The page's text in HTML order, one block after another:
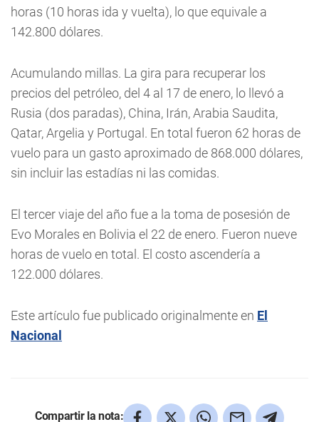
horas (10 horas ida y vuelta), lo que equivale a
142.800 dólares.
Acumulando millas. La gira para recuperar los
precios del petróleo, del 4 al 17 de enero, lo llevó a
Rusia (dos paradas), China, Irán, Arabia Saudita,
Qatar, Argelia y Portugal. En total fueron 62 horas de
vuelo para un gasto aproximado de 868.000 dólares,
sin incluir las estadías ni las comidas.
El tercer viaje del año fue a la toma de posesión de
Evo Morales en Bolivia el 22 de enero. Fueron nueve
horas de vuelo en total. El costo ascendería a
122.000 dólares.
Este artículo fue publicado originalmente en El
Nacional
Compartir la nota: